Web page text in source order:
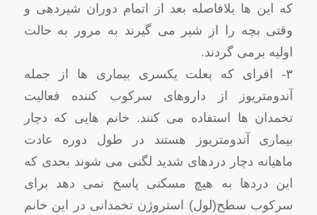
که این ها بلافاصله بعد از اتمام دوران شیردهی و
وقتی بچه را از شیر می گیرند به مرور به حالت
اولیه برمی گردند.
۳- افرای که بعلت یکسری بیماری ها از جمله
آندومتریوز از داروهای سرکوب کننده فعالیت
تخمدان ها استفاده می کنند. خانم هایی که دچار
بیماری آندومتریوز هستند در طول دوره عادت
ماهیانه دچار دردهای شدید لگنی می شوند بحدی که
این دردها به هیچ مسکنی پاسخ نمی دهد برای
سرکوب سطح(لول) استروژن تخمدانی در این خانم